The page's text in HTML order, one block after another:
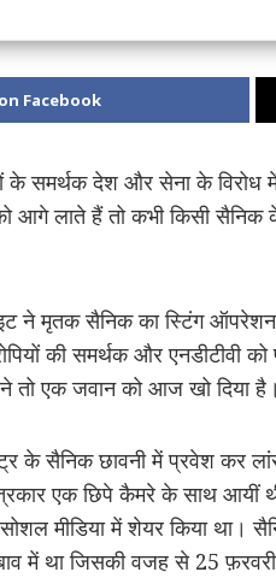
Facebook
समर्थक देश और सेना के विरोध
आगे लाते हैं तो कभी किसी सैनिक
ने मृतक सैनिक का स्टिंग
की समर्थक और एनडीटीवी
तो एक जवान को आज खो दिया है।
के सैनिक छावनी में प्रवेश कर
एक छिपे कैमरे के साथ आयीं
मीडिया में शेयर किया था।
में था जिसकी वजह से 25